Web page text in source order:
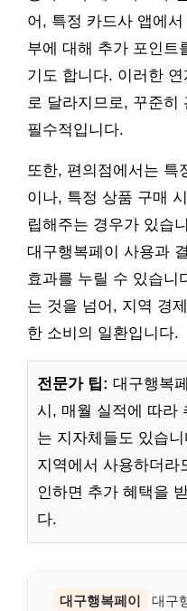
어, 특정 카드사 앱에
부에 대해 추가 포인트
기도 합니다. 이러한
로 달라지므로, 꾸준히
필수적입니다.
또한, 편의점에서는 특
이나, 특정 상품 구매
립해주는 경우가 있습
대구행복페이 사용과
효과를 누릴 수 있습니
는 것을 넘어, 지역 경
한 소비의 일환입니다.
전문가 팁: 대구행복
시, 매월 실적에 따라
는 지자체들도 있습
지역에서 사용하더라
인하면 추가 혜택을
다.
대구행복페이
대구